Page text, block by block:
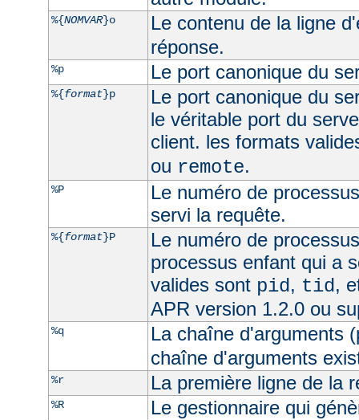
%{NOMVAR}o
Le contenu de la ligne
réponse.
%p Le port canonique du
%{format}p
Le port canonique du
le véritable port du
client. les formats
ou remote.
%P
Le numéro de
servi la requête.
%{format}P
Le numéro de
processus enfant qui a
valides sont pid, tid,
APR version 1.2.0 ou
%q
La chaîne d'arguments
chaîne d'arguments
%r La première ligne de la
%R Le gestionnaire qui